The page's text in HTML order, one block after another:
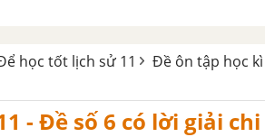
học tốt lịch sử 11
Đề ôn tập học kì
- Đề số 6 có lời giải